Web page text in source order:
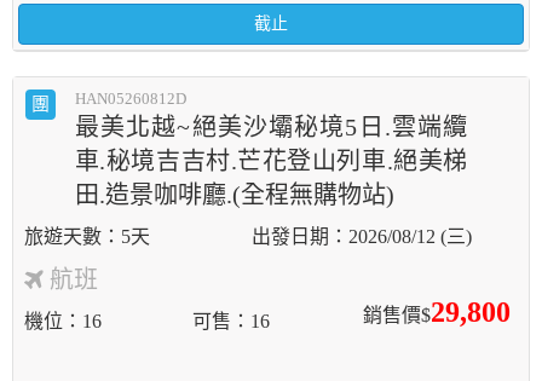
截止
團 HAN05260812D
最美北越~絕美沙壩秘境5日.雲端纜
車.秘境吉吉村.芒花登山列車.絕美梯
田.造景咖啡廳.(全程無購物站)
5天 2026/08/12 (三)
航班
銷售價$29,800
機位 16 可售 16